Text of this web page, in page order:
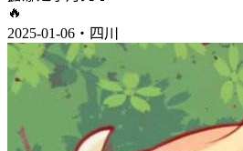
🔥
2025-01-06・四川